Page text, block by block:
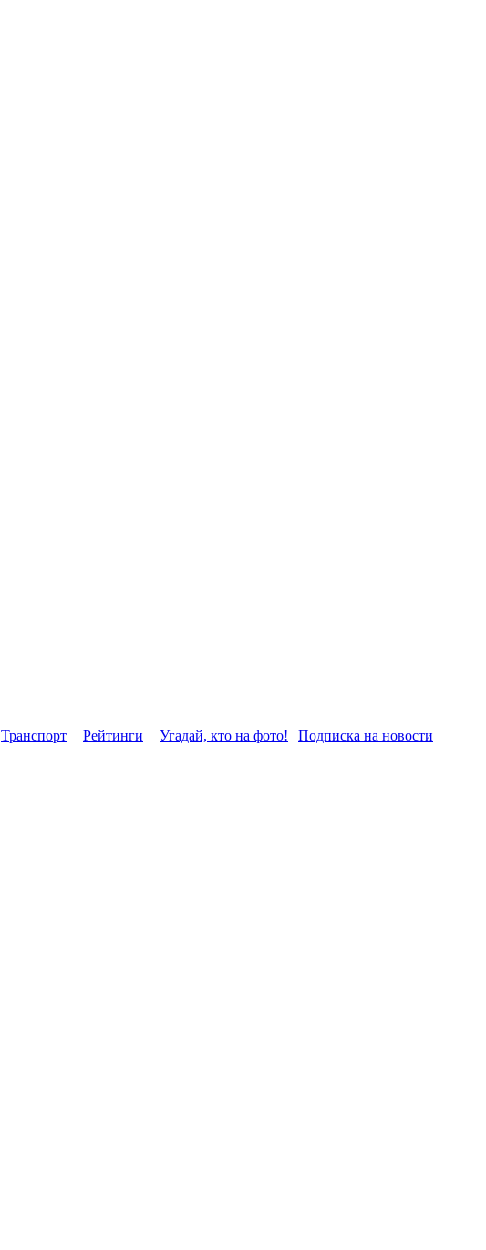
Транспорт Рейтинги Угадай, кто на фото! Подписка на новости